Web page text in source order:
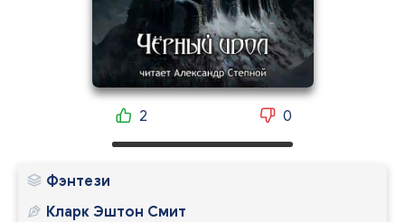
2 0
Фэнтези
Кларк Эштон Смит